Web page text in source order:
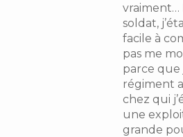
vraiment…
soldat,
facile à
pas me
parce que
régiment
chez qui
une
grande